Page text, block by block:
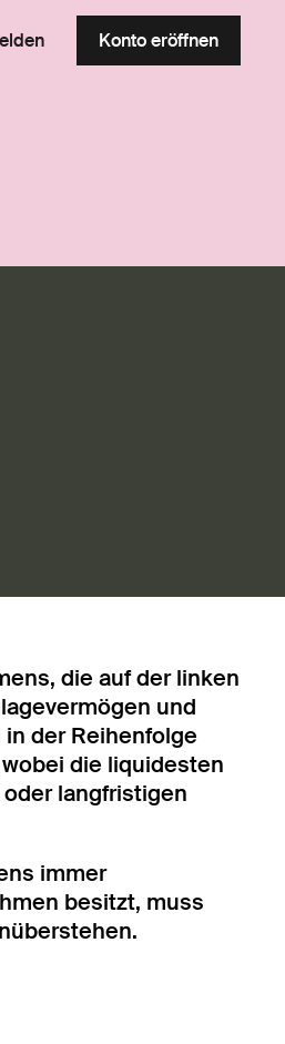
Konto eröffnen
die auf der linken
und
der Reihenfolge
die liquidesten
langfristigen
immer
besitzt, muss